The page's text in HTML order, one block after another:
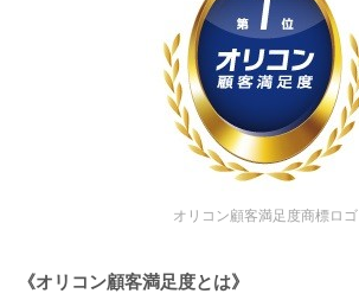
オリコン顧客満足度商標ロゴ
《オリコン顧客満足度とは》